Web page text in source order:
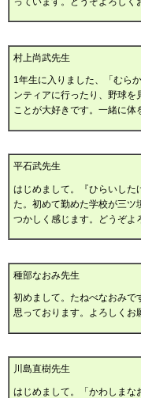
村上尚武先生
1年生に入りました、「むら
ンティアに行ったり、野球を
ことが大好きです。一緒に体
平石武先生
はじめまして。『ひらいした
た。初めて勤めた学校が三ツ
つかしく感じます。どうぞよ
種部なおみ先生
初めまして。たねべなおみで
思っております。よろしくお
川島直樹先生
はじめまして。「かわしまな